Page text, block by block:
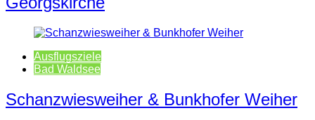
Ausflugsziele
Bad Waldsee
Schanzwiesweiher & Bunkhofer Weiher